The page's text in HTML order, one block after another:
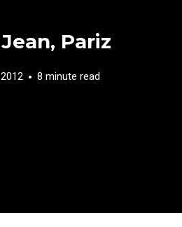
Jean, Pariz
8 minute read